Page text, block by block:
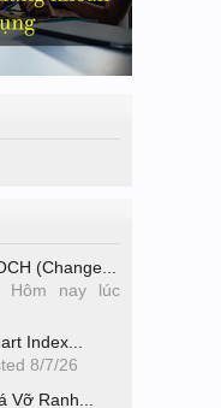
(Change...
Hôm nay lúc
Index...
8/7/26
Vỡ Ranh...